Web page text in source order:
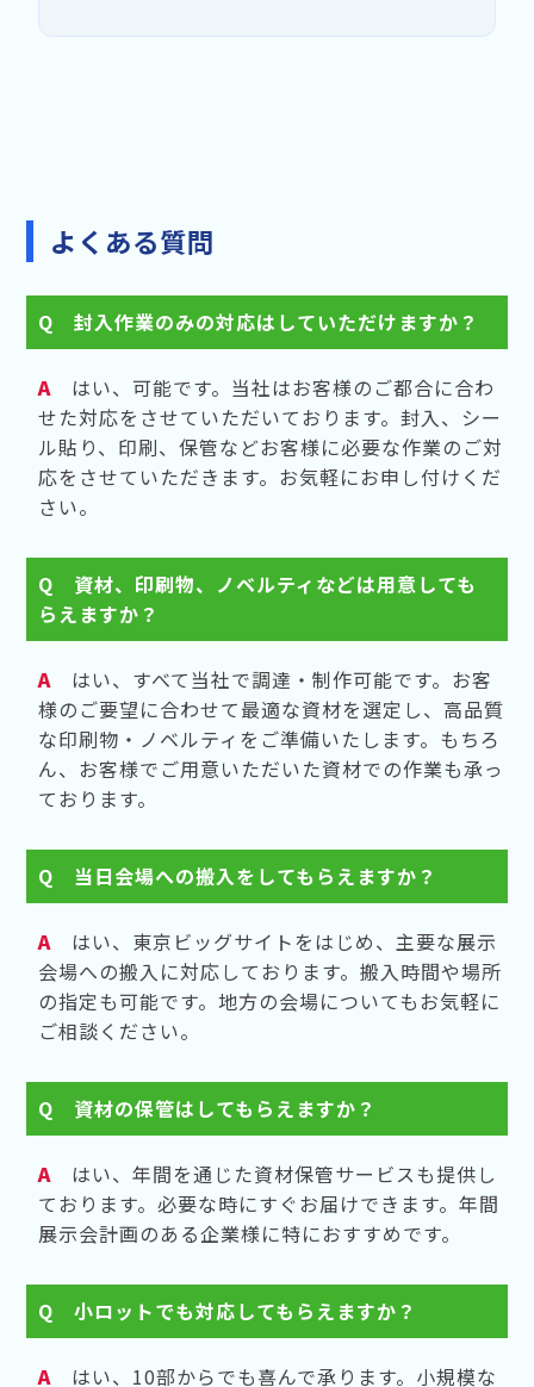
よくある質問
Q 封入作業のみの対応はしていただけますか？
A はい、可能です。当社はお客様のご都合に合わ
せた対応をさせていただいております。封入、シー
ル貼り、印刷、保管などお客様に必要な作業のご対
応をさせていただきます。お気軽にお申し付けくだ
さい。
Q 資材、印刷物、ノベルティなどは用意しても
らえますか？
A はい、すべて当社で調達・制作可能です。お客
様のご要望に合わせて最適な資材を選定し、高品質
な印刷物・ノベルティをご準備いたします。もちろ
ん、お客様でご用意いただいた資材での作業も承っ
ております。
Q 当日会場への搬入をしてもらえますか？
A はい、東京ビッグサイトをはじめ、主要な展示
会場への搬入に対応しております。搬入時間や場所
の指定も可能です。地方の会場についてもお気軽に
ご相談ください。
Q 資材の保管はしてもらえますか？
A はい、年間を通じた資材保管サービスも提供し
ております。必要な時にすぐお届けできます。年間
展示会計画のある企業様に特におすすめです。
Q 小ロットでも対応してもらえますか？
A はい、10部からでも喜んで承ります。小規模な